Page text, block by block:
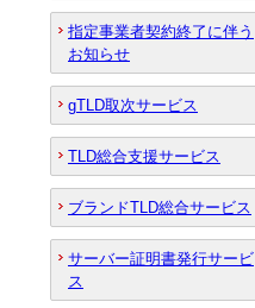
指定事業者契約終了に伴う
お知らせ
gTLD取次サービス
TLD総合支援サービス
ブランドTLD総合サービス
サーバー証明書発行サービ
ス